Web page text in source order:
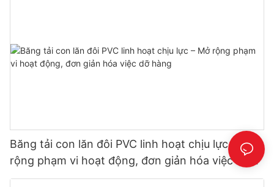
Băng tải con lăn đôi PVC linh hoạt chịu lực – Mở
rộng phạm vi hoạt động, đơn giản hóa việc dỡ
hàng